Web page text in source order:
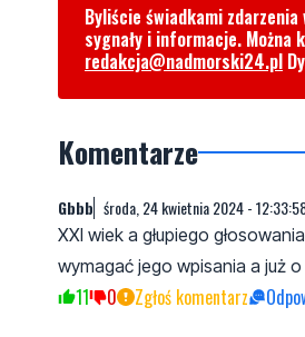
Byliście świadkami
sygnały i informacje.
redakcja@nadmorski24.pl
Komentarze
Gbbb środa, 24 kwietnia 2024 -
XXI wiek a głupiego
wymagać jego wpisania a już
11 0 Zgłoś komentarz